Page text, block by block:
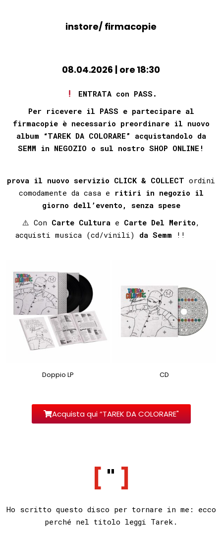
instore/ firmacopie
08.04.2026 | ore 18:30
ENTRATA con PASS.
Per ricevere il PASS e partecipare al
firmacopie è necessario preordinare il nuovo
album “TAREK DA COLORARE” acquistandolo da
SEMM in NEGOZIO o sul nostro SHOP ONLINE!
prova il nuovo servizio CLICK & COLLECT ordini
comodamente da casa e ritiri in negozio il
giorno dell’evento, senza spese
⚠️ Con Carte Cultura e Carte Del Merito,
acquisti musica (cd/vinili)
da Semm !!⠀⠀⠀⠀⁣
Doppio LP CD
Acquista qui “TAREK DA COLORARE"
"
Ho scritto questo disco per tornare in me: ecco
perché nel titolo leggi Tarek.